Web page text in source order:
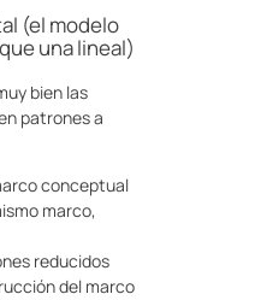
(el modelo
una lineal)
bien las
patrones a
conceptual
marco,
reducidos
del marco